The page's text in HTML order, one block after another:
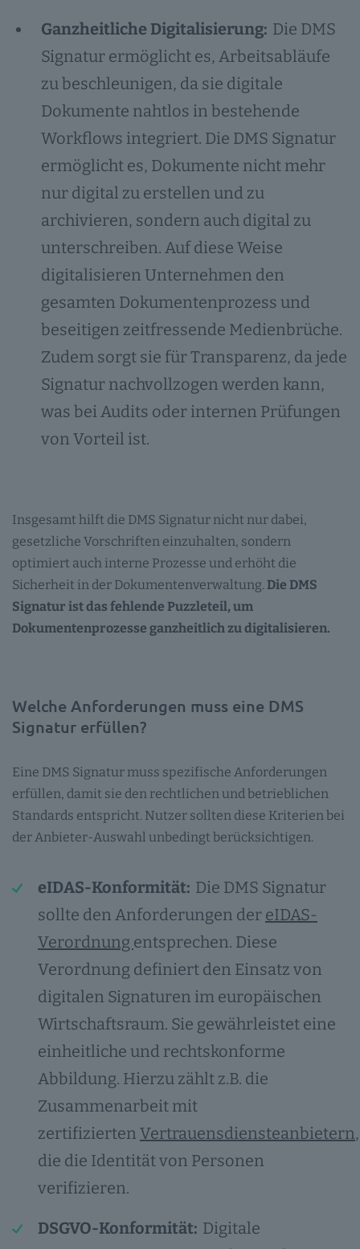
Ganzheitliche Digitalisierung: Die DMS
Signatur ermöglicht es, Arbeitsabläufe
zu beschleunigen, da sie digitale
Dokumente nahtlos in bestehende
Workflows integriert. Die DMS Signatur
ermöglicht es, Dokumente nicht mehr
nur digital zu erstellen und zu
archivieren, sondern auch digital zu
unterschreiben. Auf diese Weise
digitalisieren Unternehmen den
gesamten Dokumentenprozess und
beseitigen zeitfressende Medienbrüche.
Zudem sorgt sie für Transparenz, da jede
Signatur nachvollzogen werden kann,
was bei Audits oder internen Prüfungen
von Vorteil ist.
Insgesamt hilft die DMS Signatur nicht nur dabei,
gesetzliche Vorschriften einzuhalten, sondern
optimiert auch interne Prozesse und erhöht die
Sicherheit in der Dokumentenverwaltung.Die DMS
Signatur ist das fehlende Puzzleteil, um
Dokumentenprozesse ganzheitlich zu digitalisieren.
Welche Anforderungen muss eine DMS
Signatur erfüllen?
Eine DMS Signatur muss spezifische Anforderungen
erfüllen, damit sie den rechtlichen und betrieblichen
Standards entspricht. Nutzer sollten diese Kriterien bei
der Anbieter-Auswahl unbedingt berücksichtigen.
eIDAS-Konformität: Die DMS Signatur
sollte den Anforderungen der eIDAS-
Verordnung entsprechen. Diese
Verordnung definiert den Einsatz von
digitalen Signaturen im europäischen
Wirtschaftsraum. Sie gewährleistet eine
einheitliche und rechtskonforme
Abbildung. Hierzu zählt z.B. die
Zusammenarbeit mit
zertifizierten Vertrauensdiensteanbietern,
die die Identität von Personen
verifizieren.
DSGVO-Konformität: Digitale